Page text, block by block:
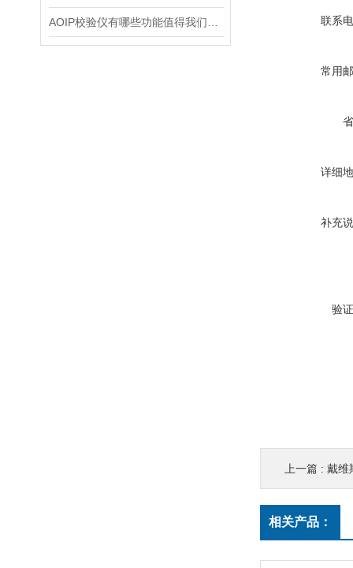
联系
常用
详细
补充
验
上一篇 : 戴维斯
相关产品：